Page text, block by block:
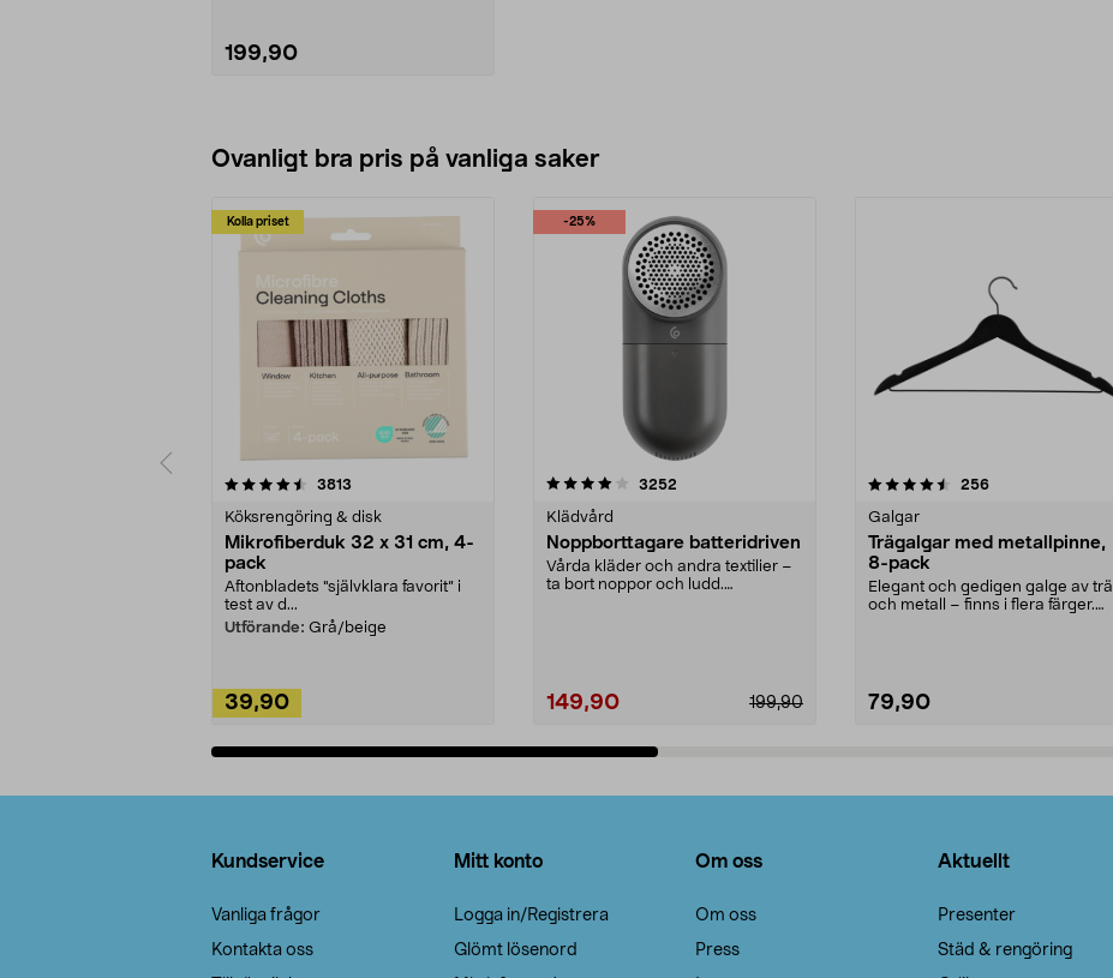
199,90
Ovanligt bra pris på vanliga saker
Kolla priset
3813
Köksrengöring & disk
Mikrofiberduk 32 x 31 cm, 4-
pack
Aftonbladets "självklara favorit” i
test av d...
Utförande: Grå/beige
39,90
-25%
4.0av 5 stjärnor 3252
Klädvård
Noppborttagare batteridriven
Vårda kläder och andra textilier –
ta bort noppor och ludd.
199,90
149,90
4.5av 5 stjärnor 256recensioner
Galgar
Trägalgar med metallpinne,
8-pack
Elegant och gedigen galge av trä
och metall – finns i flera färger.
79,90
4.0av 5 stjärnor
Kundservice
Vanliga frågor
Kontakta oss
Mitt konto
Logga in/Registrera
Glömt lösenord
Om oss
Om oss
Press
Aktuellt
Presenter
Städ & rengöring